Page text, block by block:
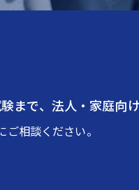
まで、法人・家庭向
相談ください。